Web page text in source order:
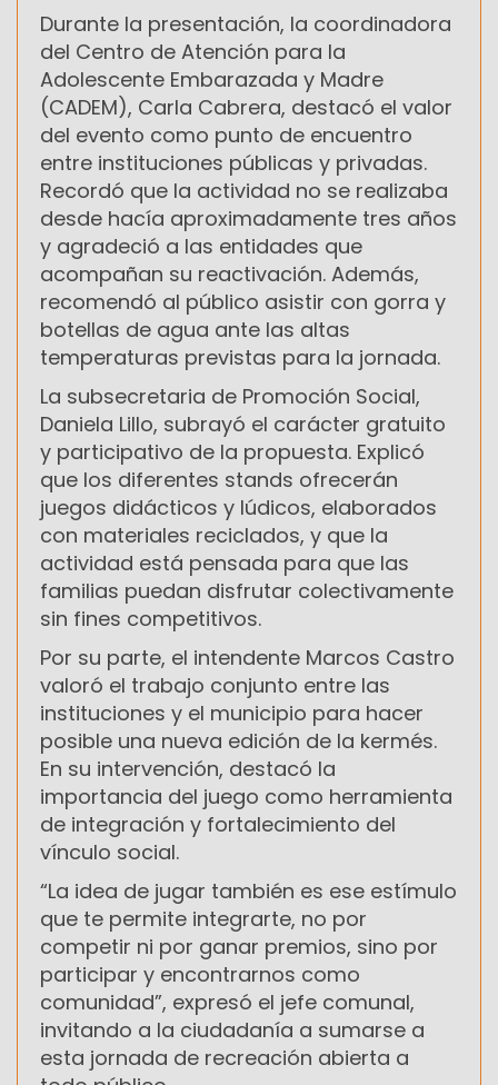
Durante la presentación, la coordinadora
del Centro de Atención para la
Adolescente Embarazada y Madre
(CADEM), Carla Cabrera, destacó el valor
del evento como punto de encuentro
entre instituciones públicas y privadas.
Recordó que la actividad no se realizaba
desde hacía aproximadamente tres años
y agradeció a las entidades que
acompañan su reactivación. Además,
recomendó al público asistir con gorra y
botellas de agua ante las altas
temperaturas previstas para la jornada.
La subsecretaria de Promoción Social,
Daniela Lillo, subrayó el carácter gratuito
y participativo de la propuesta. Explicó
que los diferentes stands ofrecerán
juegos didácticos y lúdicos, elaborados
con materiales reciclados, y que la
actividad está pensada para que las
familias puedan disfrutar colectivamente
sin fines competitivos.
Por su parte, el intendente Marcos Castro
valoró el trabajo conjunto entre las
instituciones y el municipio para hacer
posible una nueva edición de la kermés.
En su intervención, destacó la
importancia del juego como herramienta
de integración y fortalecimiento del
vínculo social.
“La idea de jugar también es ese estímulo
que te permite integrarte, no por
competir ni por ganar premios, sino por
participar y encontrarnos como
comunidad”, expresó el jefe comunal,
invitando a la ciudadanía a sumarse a
esta jornada de recreación abierta a